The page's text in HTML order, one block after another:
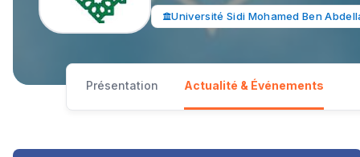
Université Sidi Mohamed Ben
Présentation Actualité & Événements